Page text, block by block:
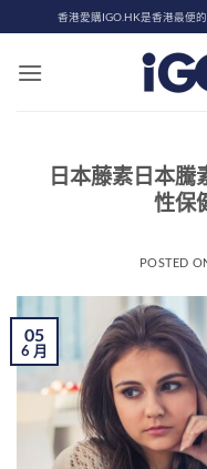
to
content
香港愛購IGO.HK是香港最便
日本藤素日本騰
性保
POSTED
05
6 月